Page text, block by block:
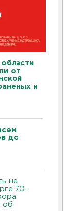
от
и
до
не
70-
об